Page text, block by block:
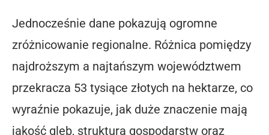
Jednocześnie dane pokazują ogromne
zróżnicowanie regionalne. Różnica pomiędzy
najdroższym a najtańszym województwem
przekracza 53 tysiące złotych na hektarze, co
wyraźnie pokazuje, jak duże znaczenie mają
jakość gleb, struktura gospodarstw oraz